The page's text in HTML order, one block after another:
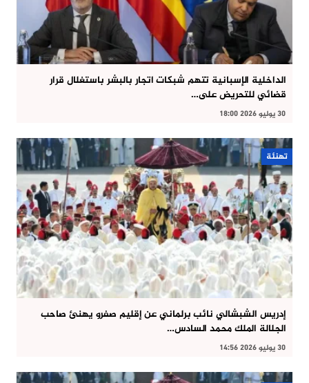
الداخلية الإسبانية تتهم شبكات اتجار بالبشر باستغلال قرار
قضائي للتحريض على…
30 يوليو 2026 18:00
تهنئة
إدريس الشبشالي نائب برلماني عن إقليم صفرو يهنئ صاحب
الجلالة الملك محمد السادس…
30 يوليو 2026 14:56